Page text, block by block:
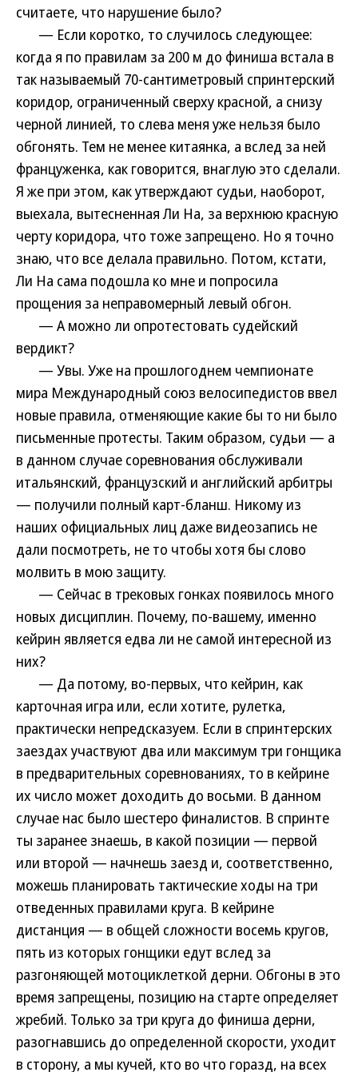
считаете, что нарушение было?
— Если коротко, то случилось следующее:
когда я по правилам за 200 м до финиша встала в
так называемый 70-сантиметровый спринтерский
коридор, ограниченный сверху красной, а снизу
черной линией, то слева меня уже нельзя было
обгонять. Тем не менее китаянка, а вслед за ней
француженка, как говорится, внаглую это сделали.
Я же при этом, как утверждают судьи, наоборот,
выехала, вытесненная Ли На, за верхнюю красную
черту коридора, что тоже запрещено. Но я точно
знаю, что все делала правильно. Потом, кстати,
Ли На сама подошла ко мне и попросила
прощения за неправомерный левый обгон.
— А можно ли опротестовать судейский
вердикт?
— Увы. Уже на прошлогоднем чемпионате
мира Международный союз велосипедистов ввел
новые правила, отменяющие какие бы то ни было
письменные протесты. Таким образом, судьи — а
в данном случае соревнования обслуживали
итальянский, французский и английский арбитры
— получили полный карт-бланш. Никому из
наших официальных лиц даже видеозапись не
дали посмотреть, не то чтобы хотя бы слово
молвить в мою защиту.
— Сейчас в трековых гонках появилось много
новых дисциплин. Почему, по-вашему, именно
кейрин является едва ли не самой интересной из
них?
— Да потому, во-первых, что кейрин, как
карточная игра или, если хотите, рулетка,
практически непредсказуем. Если в спринтерских
заездах участвуют два или максимум три гонщика
в предварительных соревнованиях, то в кейрине
их число может доходить до восьми. В данном
случае нас было шестеро финалистов. В спринте
ты заранее знаешь, в какой позиции — первой
или второй — начнешь заезд и, соответственно,
можешь планировать тактические ходы на три
отведенных правилами круга. В кейрине
дистанция — в общей сложности восемь кругов,
пять из которых гонщики едут вслед за
разгоняющей мотоциклеткой дерни. Обгоны в это
время запрещены, позицию на старте определяет
жребий. Только за три круга до финиша дерни,
разогнавшись до определенной скорости, уходит
в сторону, а мы кучей, кто во что горазд, на всех